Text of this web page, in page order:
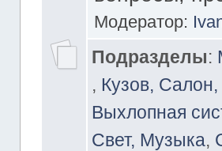
Модератор:
Подразделы:
, Кузов,
Выхлопная
Свет, Музыка,